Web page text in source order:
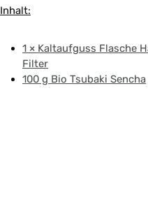
Inhalt:
1 × Kaltaufguss Flasche
Filter
100 g Bio Tsubaki Sencha